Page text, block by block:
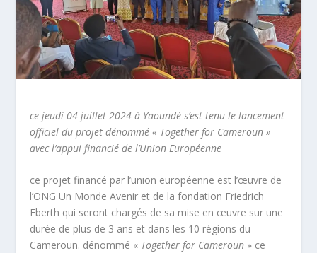
ce jeudi 04 juillet 2024 à Yaoundé s’est tenu le lancement
officiel du projet dénommé « Together for Cameroun »
avec l’appui financié de l’Union Européenne
ce projet financé par l’union européenne est l’œuvre de
l’ONG Un Monde Avenir et de la fondation Friedrich
Eberth qui seront chargés de sa mise en œuvre sur une
durée de plus de 3 ans et dans les 10 régions du
Cameroun. dénommé « Together for Cameroun » ce